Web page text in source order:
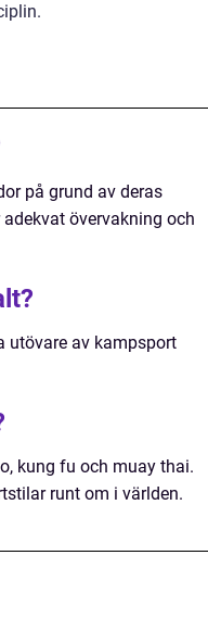
på grund av deras
övervakning och
utövare av kampsport
kung fu och muay thai.
runt om i världen.